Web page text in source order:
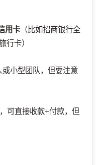
用卡（比如招商银行全
行卡）
或小型团队，但要注意
可直接收款+付款，但